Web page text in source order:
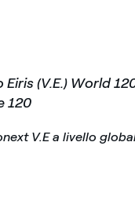
(V.E.) World
120
V.E a livello